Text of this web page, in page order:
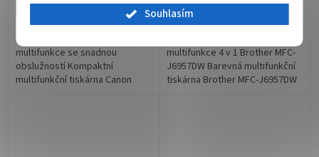
Souhlasím
Do košíku
Canon PIXMA TS7650i –
multifunkce se snadnou
obslužností Kompaktní
multifunkční tiskárna Canon
Do košíku
multifunkce 4 v 1 Brother MFC-
J6957DW Barevná multifunkční
tiskárna Brother MFC-J6957DW